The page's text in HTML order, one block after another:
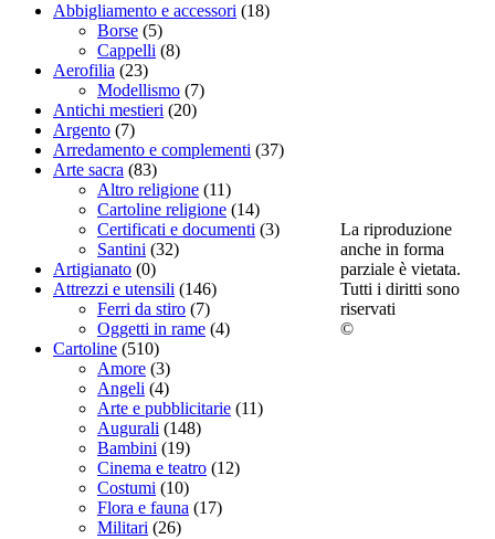
Abbigliamento e accessori (18)
Borse (5)
Cappelli (8)
Aerofilia (23)
Modellismo (7)
Antichi mestieri (20)
Argento (7)
Arredamento e complementi (37)
Arte sacra (83)
Altro religione (11)
Cartoline religione (14)
Certificati e documenti (3)
Santini (32)
Artigianato (0)
Attrezzi e utensili (146)
Ferri da stiro (7)
Oggetti in rame (4)
Cartoline (510)
Amore (3)
Angeli (4)
Arte e pubblicitarie (11)
Augurali (148)
Bambini (19)
Cinema e teatro (12)
Costumi (10)
Flora e fauna (17)
Militari (26)
La riproduzione
anche in forma
parziale è vietata.
Tutti i diritti sono
riservati
©